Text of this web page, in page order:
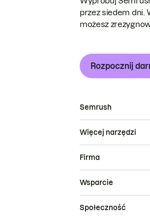
przez siedem dni.
możesz
Rozpocznij
Semrush
Więcej narzędzi
Firma
Wsparcie
Społeczność